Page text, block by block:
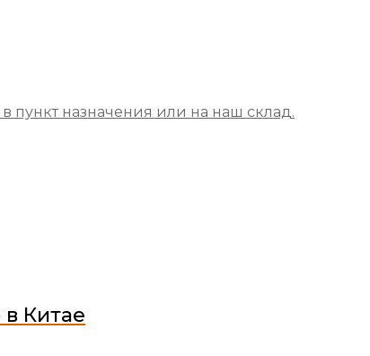
пункт назначения или на наш склад.
Китае